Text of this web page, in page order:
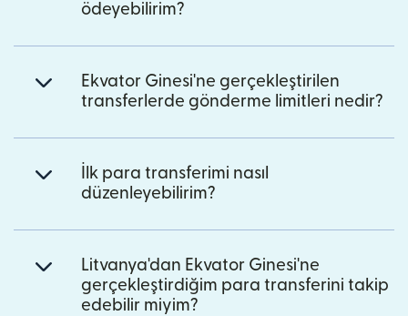
ödeyebilirim?
Ekvator Ginesi'ne gerçekleştirilen
transferlerde gönderme limitleri nedir?
İlk para transferimi nasıl
düzenleyebilirim?
Litvanya'dan Ekvator Ginesi'ne
gerçekleştirdiğim para transferini takip
edebilir miyim?